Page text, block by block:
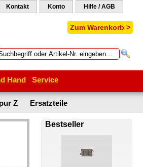
Kontakt Konto Hilfe / AGB
Zum Warenkorb >
Hand Service
Z Ersatzteile
Bestseller